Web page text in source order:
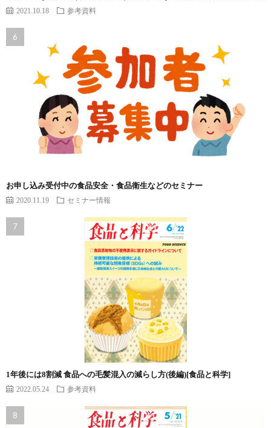
2021.10.18 参考資料
お申し込み受付中の食品安全・食品衛生などのセミナー
2020.11.19 セミナー情報
1年後には8割減 食品への毛髪混入の減らし方(後編)[食品と科学]
2022.05.24 参考資料